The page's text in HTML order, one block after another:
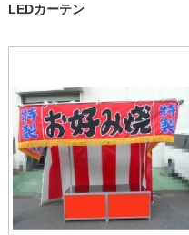
LEDカーテン